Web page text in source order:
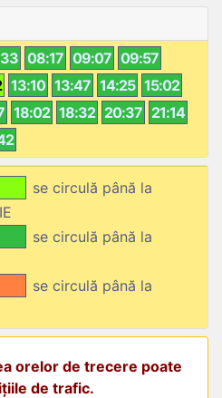
08:17 09:07 09:57
13:10 13:47 14:25 15:02
18:02 18:32 20:37 21:14
se circulă până la
se circulă până la
se circulă până la
orelor de trecere poate
de trafic.